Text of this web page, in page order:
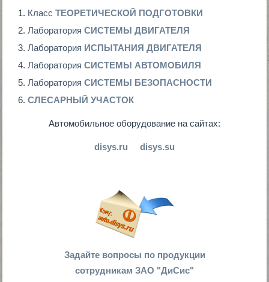
КлассТЕОРЕТИЧЕСКОЙ ПОДГОТОВКИ
ЛабораторияСИСТЕМЫ ДВИГАТЕЛЯ
Лаборатория ИСПЫТАНИЯ ДВИГАТЕЛЯ
ЛабораторияСИСТЕМЫ АВТОМОБИЛЯ
ЛабораторияСИСТЕМЫ БЕЗОПАСНОСТИ
СЛЕСАРНЫЙ УЧАСТОК
Автомобильное оборудование на сайтах:
disys.ru disys.su
Задайте вопросы по продукции
сотрудникам ЗАО "ДиСис"